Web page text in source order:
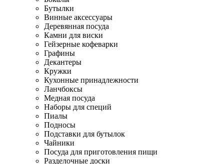
Бутылки
Винные аксессуары
Деревянная посуда
Камни для виски
Гейзерные кофеварки
Графины
Декантеры
Кружки
Кухонные принадлежности
Ланчбоксы
Медная посуда
Наборы для специй
Пиалы
Подносы
Подставки для бутылок
Чайники
Посуда для приготовления пищи
Разделочные доски